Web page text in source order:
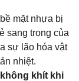
mặt nhựa bị
sang trọng của
sự lão hóa vật
nhiệt.
khít khi